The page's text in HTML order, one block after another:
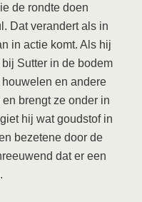
de rondte doen
Dat verandert als in
in actie komt. Als hij
Sutter in de bodem
en andere
brengt ze onder in
hij wat goudstof in
bezetene door de
dat er een